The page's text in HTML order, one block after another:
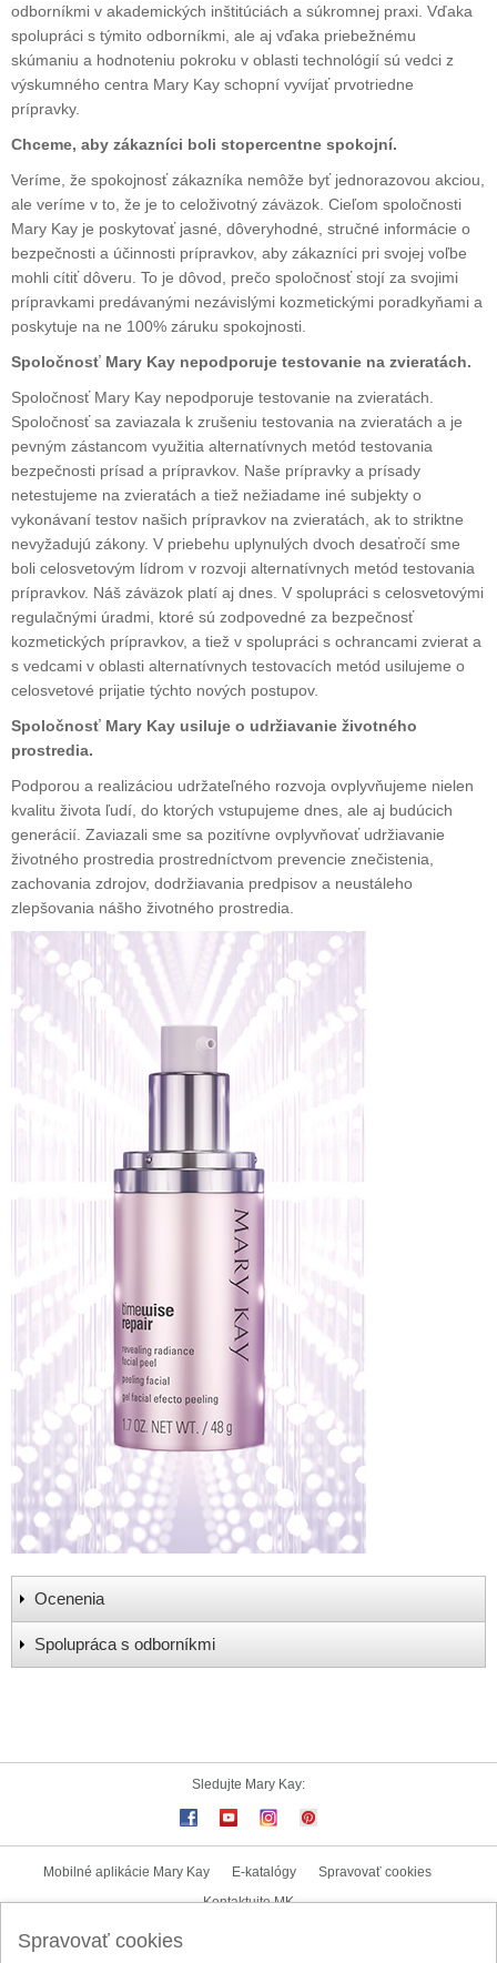
odborníkmi v akademických inštitúciách a súkromnej praxi. Vďaka
spolupráci s týmito odborníkmi, ale aj vďaka priebežnému
skúmaniu a hodnoteniu pokroku v oblasti technológií sú vedci z
výskumného centra Mary Kay schopní vyvíjať prvotriedne
prípravky.
Chceme, aby zákazníci boli stopercentne spokojní.
Veríme, že spokojnosť zákazníka nemôže byť jednorazovou akciou,
ale veríme v to, že je to celoživotný záväzok. Cieľom spoločnosti
Mary Kay je poskytovať jasné, dôveryhodné, stručné informácie o
bezpečnosti a účinnosti prípravkov, aby zákazníci pri svojej voľbe
mohli cítiť dôveru. To je dôvod, prečo spoločnosť stojí za svojimi
prípravkami predávanými nezávislými kozmetickými poradkyňami a
poskytuje na ne 100% záruku spokojnosti.
Spoločnosť Mary Kay nepodporuje testovanie na zvieratách.
Spoločnosť Mary Kay nepodporuje testovanie na zvieratách.
Spoločnosť sa zaviazala k zrušeniu testovania na zvieratách a je
pevným zástancom využitia alternatívnych metód testovania
bezpečnosti prísad a prípravkov. Naše prípravky a prísady
netestujeme na zvieratách a tiež nežiadame iné subjekty o
vykonávaní testov našich prípravkov na zvieratách, ak to striktne
nevyžadujú zákony. V priebehu uplynulých dvoch desaťročí sme
boli celosvetovým lídrom v rozvoji alternatívnych metód testovania
prípravkov. Náš záväzok platí aj dnes. V spolupráci s celosvetovými
regulačnými úradmi, ktoré sú zodpovedné za bezpečnosť
kozmetických prípravkov, a tiež v spolupráci s ochrancami zvierat a
s vedcami v oblasti alternatívnych testovacích metód usilujeme o
celosvetové prijatie týchto nových postupov.
Spoločnosť Mary Kay usiluje o udržiavanie životného
prostredia.
Podporou a realizáciou udržateľného rozvoja ovplyvňujeme nielen
kvalitu života ľudí, do ktorých vstupujeme dnes, ale aj budúcich
generácií. Zaviazali sme sa pozitívne ovplyvňovať udržiavanie
životného prostredia prostredníctvom prevencie znečistenia,
zachovania zdrojov, dodržiavania predpisov a neustáleho
zlepšovania nášho životného prostredia.
Ocenenia
Spolupráca s odborníkmi
Sledujte Mary Kay:
Mobilné aplikácie Mary Kay E-katalógy
Spravovať cookies
Kontaktujte MK
Spravovať cookies